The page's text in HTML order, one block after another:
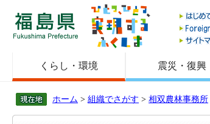
福島県
くらし・環境 震災・復興
ホーム > 組織でさがす > 相双農林事務所